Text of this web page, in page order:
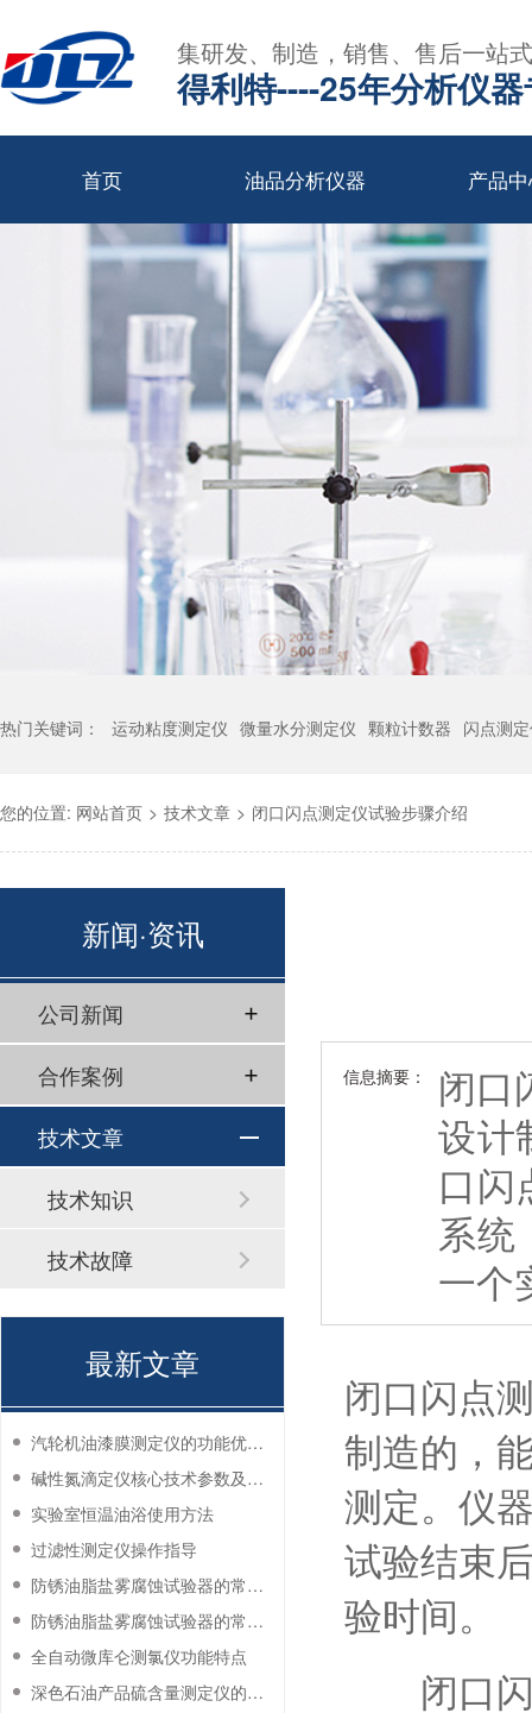
集研发、制造，销售、售后一站
得利特----25年分析仪
首页 油品分析仪器 产品
热门关键词： 运动粘度测定仪 微量水分测定仪 颗粒计数器 闪点测
您的位置: 网站首页 > 技术文章 > 闭口闪点测定仪试验步骤介绍
信息摘要：
闭口
设计
口闪
系统
一个
闭口闪点
制造的，
测定。仪
试验结束
验时间。
闭口闪
新闻·资讯
公司新闻
合作案例
技术文章
技术知识
技术故障
最新文章
汽轮机油漆膜测定仪的功能优势有哪些？
碱性氮滴定仪核心技术参数及应用说明
实验室恒温油浴使用方法
过滤性测定仪操作指导
防锈油脂盐雾腐蚀试验器的常见故障与解决方法
防锈油脂盐雾腐蚀试验器的常见故障与解决方法
全自动微库仑测氯仪功能特点
深色石油产品硫含量测定仪的工作环境要求